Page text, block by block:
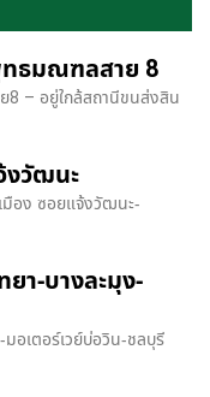
ทธมณฑลสาย 8
8 – อยู่ใกล้สถานีขนส่งสิน
งวัฒนะ
มือง ซอยแจ้งวัฒนะ-
ยา-บางละมุง-
มอเตอร์เวย์บ่อวิน-ชลบุรี